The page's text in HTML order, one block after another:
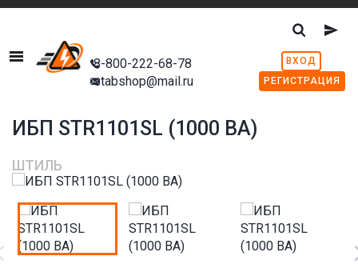
Menu
8-800-222-68-78
stabshop@mail.ru
ВХОД
РЕГИСТРАЦИЯ
ИБП STR1101SL (1000 ВА)
ШТИЛЬ